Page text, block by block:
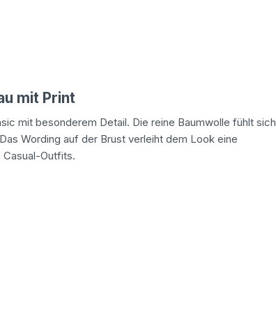
mit Print
mit besonderem Detail. Die reine Baumwolle fühlt sich
Wording auf der Brust verleiht dem Look eine
Outfits.